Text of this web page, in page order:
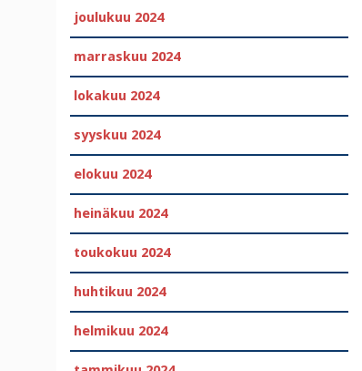
joulukuu 2024
marraskuu 2024
lokakuu 2024
syyskuu 2024
elokuu 2024
heinäkuu 2024
toukokuu 2024
huhtikuu 2024
helmikuu 2024